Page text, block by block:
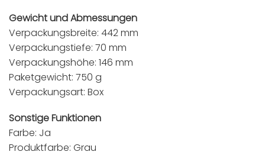
Gewicht und Abmessungen
Verpackungsbreite: 442 mm
Verpackungstiefe: 70 mm
Verpackungshöhe: 146 mm
Paketgewicht: 750 g
Verpackungsart: Box
Sonstige Funktionen
Farbe: Ja
Produktfarbe: Grau